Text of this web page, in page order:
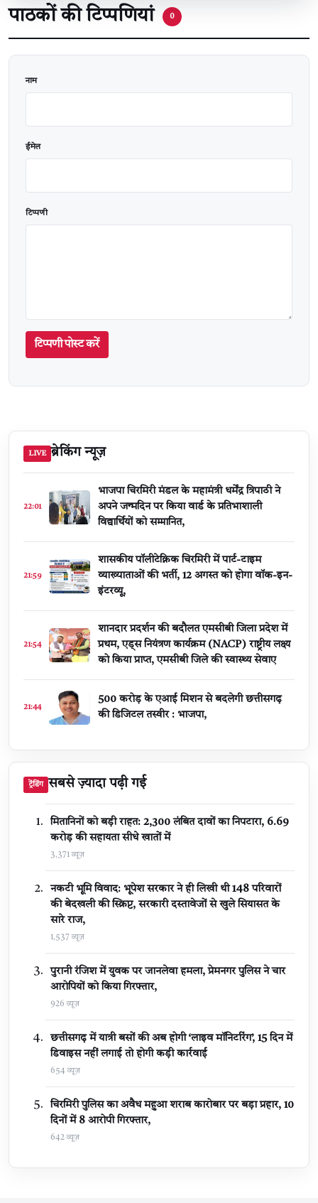
पाठकों की टिप्पणियां 0
नाम
ईमेल
टिप्पणी
टिप्पणी पोस्ट करें
LIVE ब्रेकिंग न्यूज़
22:01
भाजपा चिरमिरी मंडल के महामंत्री धर्मेंद्र त्रिपाठी ने
अपने जन्मदिन पर किया वार्ड के प्रतिभाशाली
विद्यार्थियों को सम्मानित,
21:59
शासकीय पॉलीटेक्निक चिरमिरी में पार्ट-टाइम
व्याख्याताओं की भर्ती, 12 अगस्त को होगा वॉक-इन-
इंटरव्यू,
21:54
शानदार प्रदर्शन की बदौलत एमसीबी जिला प्रदेश में
प्रथम, एड्स नियंत्रण कार्यक्रम (NACP) राष्ट्रीय लक्ष्य
को किया प्राप्त, एमसीबी जिले की स्वास्थ्य सेवाए
21:44
500 करोड़ के एआई मिशन से बदलेगी छत्तीसगढ़
की डिजिटल तस्वीर : भाजपा,
ट्रेंडिंग सबसे ज़्यादा पढ़ी गई
मितानिनों को बड़ी राहत: 2,300 लंबित दावों का निपटारा, ₹6.69
करोड़ की सहायता सीधे खातों में
3,371 व्यूज़
नकटी भूमि विवाद: भूपेश सरकार ने ही लिखी थी 148 परिवारों
की बेदखली की स्क्रिप्ट, सरकारी दस्तावेजों से खुले सियासत के
सारे राज,
1,537 व्यूज़
पुरानी रंजिश में युवक पर जानलेवा हमला, प्रेमनगर पुलिस ने चार
आरोपियों को किया गिरफ्तार,
926 व्यूज़
छत्तीसगढ़ में यात्री बसों की अब होगी ‘लाइव मॉनिटरिंग’, 15 दिन में
डिवाइस नहीं लगाई तो होगी कड़ी कार्रवाई
654 व्यूज़
चिरमिरी पुलिस का अवैध महुआ शराब कारोबार पर बड़ा प्रहार, 10
दिनों में 8 आरोपी गिरफ्तार,
642 व्यूज़